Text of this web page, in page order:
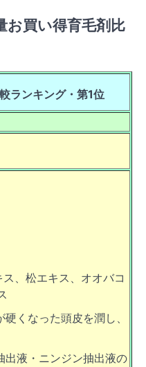
お買い得育毛剤比
ランキング・ 第1位
、松エキス、オオバコ
くなった頭皮を潤し、
出液・ニンジン抽出液の